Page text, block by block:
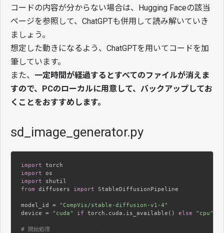
コードの内容が分からない場合は、Hugging Faceの該当
ページを参照して、ChatGPTも併用して読み解いていき
ましょう。
想定した動きになるよう、ChatGPTを用いてコードを加
筆しています。
また、 一定時間が経過するとすべてのファイルが消えま
すので、PCのローカルに用意して、バックアップしてお
くことをおすすめします。
sd_image_generator.py
import
import
import
from diffusers import StableDiffusionPipeline
model_id = "CompVis/stable-diffusion-v1-4"
device = "cuda" if torch.cuda.is_available() else "cpu"
# 開始処理